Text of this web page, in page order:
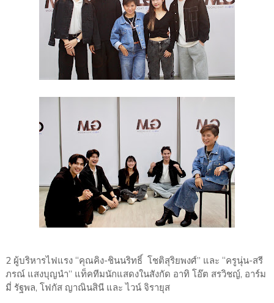
2 ผู้บริหารไฟแรง “คุณคิง-ชินนริทธิ์ โชติสุริยพงศ์” และ “ครูนุ่น-สรี
ภรณ์ แสงบุญนำ” แท็คทีมนักแสดงในสังกัด อาทิ โอ๊ต สรวิชญ์, อาร์ม
มี่ รัฐพล, โฟกัส ญาณินสินี และ ไวน์ จิรายุส